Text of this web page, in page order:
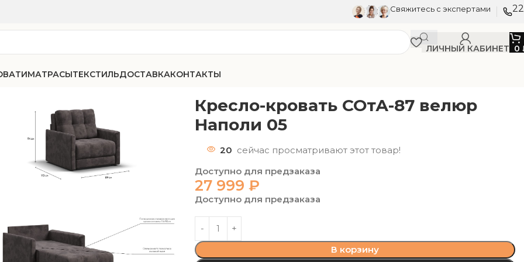
Свяжитесь с экспертами
ЛИЧНЫЙ КАБИНЕТ 0
МАТРАСЫТЕКСТИЛЬДОСТАВКАКОНТАКТЫ
Кресло-кровать СОтА-87 велюр
Наполи 05
20 сейчас просматривают этот товар!
Доступно для предзаказа
27 999₽
Доступно для предзаказа
В корзину